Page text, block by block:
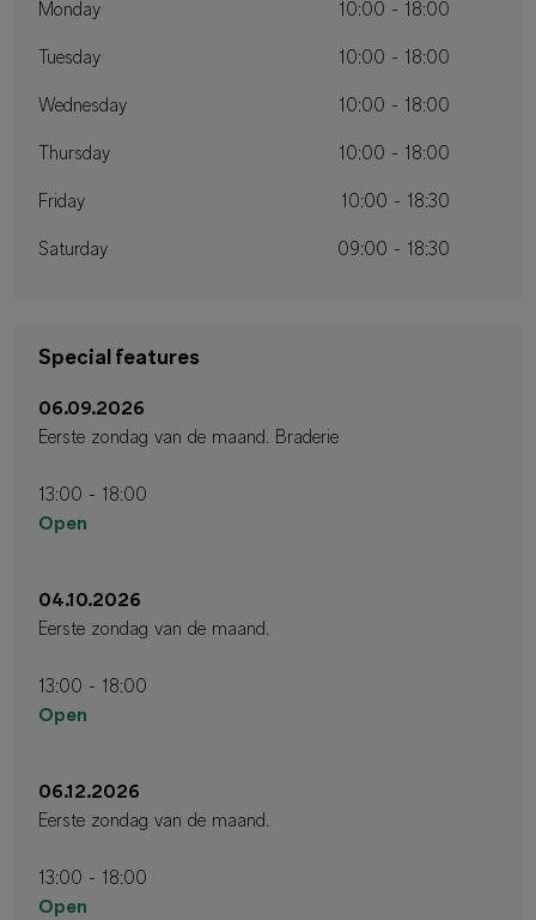
Monday
10:00 - 18:00
Tuesday 10:00 - 18:00
Wednesday 10:00 - 18:00
Thursday 10:00 - 18:00
Friday 10:00 - 18:30
Saturday 09:00 - 18:30
Special features
06.09.2026
Eerste zondag van de maand. Braderie
13:00 - 18:00
Open
04.10.2026
Eerste zondag van de maand.
13:00 - 18:00
Open
06.12.2026
Eerste zondag van de maand.
13:00 - 18:00
Open